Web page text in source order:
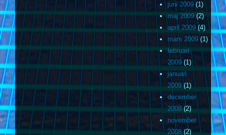
juni 2009(1)
maj 2009(2)
april 2009(4)
mars 2009(1)
februari
2009(1)
januari
2009(1)
december
2008(2)
november
2008(2)